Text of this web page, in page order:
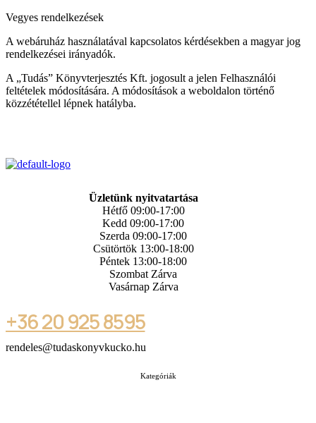
Vegyes rendelkezések
A webáruház használatával kapcsolatos kérdésekben a magyar jog
rendelkezései irányadók.
A „Tudás” Könyvterjesztés Kft. jogosult a jelen Felhasználói
feltételek módosítására. A módosítások a weboldalon történő
közzététellel lépnek hatályba.
Üzletünk nyitvatartása
Hétfő 09:00-17:00
Kedd 09:00-17:00
Szerda 09:00-17:00
Csütörtök 13:00-18:00
Péntek 13:00-18:00
Szombat Zárva
Vasárnap Zárva
+36 20 925 8595
rendeles@tudaskonyvkucko.hu
Kategóriák